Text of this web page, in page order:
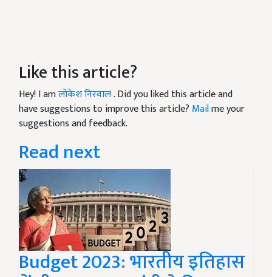
Like this article?
Hey! I amलोकेश निरवाल. Did you liked this article and
have suggestions to improve this article? Mailme your
suggestions and feedback.
Read next
Budget 2023: भारतीय इतिहास